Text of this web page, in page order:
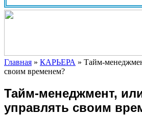
Главная » КАРЬЕРА » Тайм-
своим временем?
Тайм-менеджмент,
управлять своим